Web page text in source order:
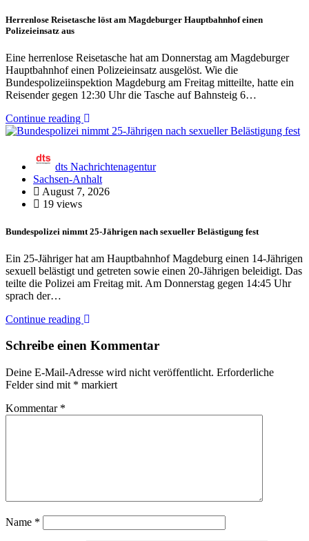
Herrenlose Reisetasche löst am Magdeburger Hauptbahnhof einen
Polizeieinsatz aus
Eine herrenlose Reisetasche hat am Donnerstag am Magdeburger
Hauptbahnhof einen Polizeieinsatz ausgelöst. Wie die
Bundespolizeiinspektion Magdeburg am Freitag mitteilte, hatte ein
Reisender gegen 12:30 Uhr die Tasche auf Bahnsteig 6…
Continue reading
dts Nachrichtenagentur
Sachsen-Anhalt
August 7, 2026
19 views
Bundespolizei nimmt 25-Jährigen nach sexueller Belästigung fest
Ein 25-Jähriger hat am Hauptbahnhof Magdeburg einen 14-Jährigen
sexuell belästigt und getreten sowie einen 20-Jährigen beleidigt. Das
teilte die Polizei am Freitag mit. Am Donnerstag gegen 14:45 Uhr
sprach der…
Continue reading
Schreibe einen Kommentar
Deine E-Mail-Adresse wird nicht veröffentlicht. Erforderliche
Felder sind mit * markiert
Kommentar *
Name *